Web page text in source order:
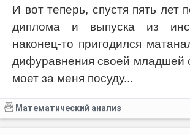
И вот теперь, спустя пять лет
диплома и выпуска из
наконец-то пригодился
дифуравнения своей младшей
моет за меня посуду...
Математический анализ